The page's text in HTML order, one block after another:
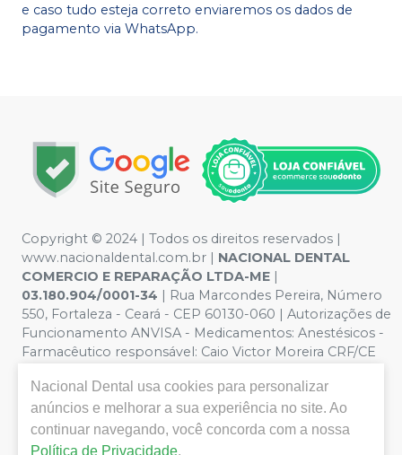
e caso tudo esteja correto enviaremos os dados de
pagamento via WhatsApp.
Copyright © 2024 | Todos os direitos reservados |
www.nacionaldental.com.br | NACIONAL DENTAL
COMERCIO E REPARAÇÃO LTDA-ME |
03.180.904/0001-34 | Rua Marcondes Pereira, Número
550, Fortaleza - Ceará - CEP 60130-060 | Autorizações de
Funcionamento ANVISA - Medicamentos: Anestésicos -
Farmacêutico responsável: Caio Victor Moreira CRF/CE
meramente ilustrativas - Os preços e condições da loja
virtual estão sujeitos a alterações. Em caso de
divergência de preços no site, o valor válido é o do
Carrinho de Compra. Não vendemos por atacado, por
Nacional Dental usa cookies para personalizar
anúncios e melhorar a sua experiência no site. Ao
continuar navegando, você concorda com a nossa
Política de Privacidade.